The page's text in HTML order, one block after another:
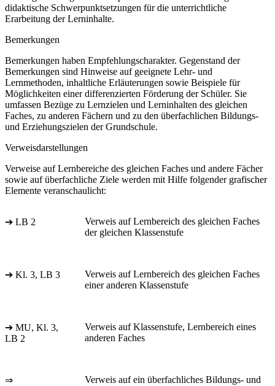
didaktische Schwerpunktsetzungen für die unterrichtliche
Erarbeitung der Lerninhalte.
Bemerkungen
Bemerkungen haben Empfehlungscharakter. Gegenstand der
Bemerkungen sind Hinweise auf geeignete Lehr- und
Lernmethoden, inhaltliche Erläuterungen sowie Beispiele für
Möglichkeiten einer differenzierten Förderung der Schüler. Sie
umfassen Bezüge zu Lernzielen und Lerninhalten des gleichen
Faches, zu anderen Fächern und zu den überfachlichen Bildungs-
und Erziehungszielen der Grundschule.
Verweisdarstellungen
Verweise auf Lernbereiche des gleichen Faches und andere Fächer
sowie auf überfachliche Ziele werden mit Hilfe folgender grafischer
Elemente veranschaulicht:
➔ LB 2
Verweis auf Lernbereich des gleichen Faches
der gleichen Klassenstufe
➔ Kl. 3, LB 3
Verweis auf Lernbereich des gleichen Faches
einer anderen Klassenstufe
➔ MU, Kl. 3,
LB 2
Verweis auf Klassenstufe, Lernbereich eines
anderen Faches
⇒
Verweis auf ein überfachliches Bildungs- und